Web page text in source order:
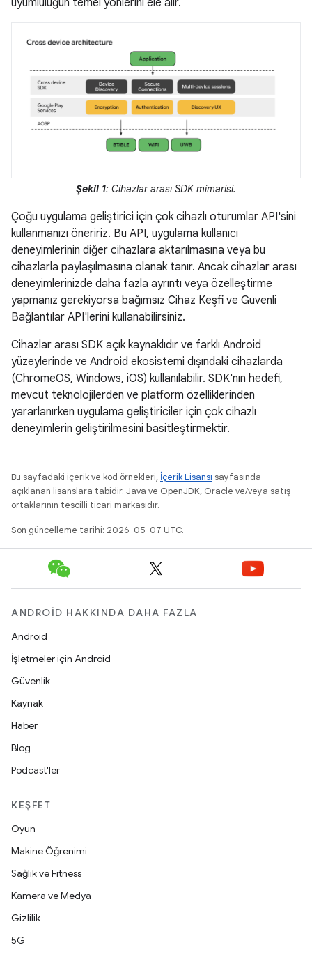
uyumluluğun temel yönlerini ele alır.
Şekil 1: Cihazlar arası SDK mimarisi.
Çoğu uygulama geliştirici için çok cihazlı oturumlar API'sini
kullanmanızı öneririz. Bu API, uygulama kullanıcı
deneyimlerinin diğer cihazlara aktarılmasına veya bu
cihazlarla paylaşılmasına olanak tanır. Ancak cihazlar arası
deneyimlerinizde daha fazla ayrıntı veya özelleştirme
yapmanız gerekiyorsa bağımsız Cihaz Keşfi ve Güvenli
Bağlantılar API'lerini kullanabilirsiniz.
Cihazlar arası SDK açık kaynaklıdır ve farklı Android
yüzeylerinde ve Android ekosistemi dışındaki cihazlarda
(ChromeOS, Windows, iOS) kullanılabilir. SDK'nın hedefi,
mevcut teknolojilerden ve platform özelliklerinden
yararlanırken uygulama geliştiriciler için çok cihazlı
deneyimlerin geliştirilmesini basitleştirmektir.
Bu sayfadaki içerik ve kod örnekleri, İçerik Lisansı sayfasında
açıklanan lisanslara tabidir. Java ve OpenJDK, Oracle ve/veya satış
ortaklarının tescilli ticari markasıdır.
Son güncelleme tarihi: 2026-05-07 UTC.
ANDROID HAKKINDA DAHA FAZLA
Android
İşletmeler için Android
Güvenlik
Kaynak
Haber
Blog
Podcast'ler
KEŞFET
Oyun
Makine Öğrenimi
Sağlık ve Fitness
Kamera ve Medya
Gizlilik
5G